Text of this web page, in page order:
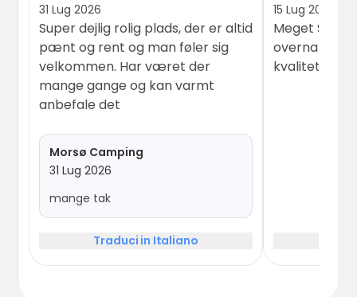
31 Lug 2026
Super dejlig rolig plads, der er altid
pænt og rent og man føler sig
velkommen. Har været der
mange gange og kan varmt
anbefale det
Morsø Camping
31 Lug 2026
mange tak
Traduci in Italiano
15 Lug 2026
Meget Slidt
overnatning.
kvalitet 😔